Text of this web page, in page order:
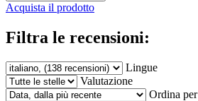
Acquista il prodotto
Filtra le recensioni:
Lingue
Valutazione
Ordina per